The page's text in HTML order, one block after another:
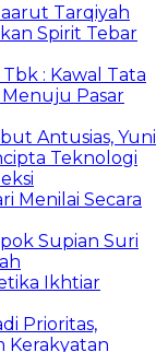
Tarqiyah
Spirit Tebar
: Kawal Tata
Pasar
Antusias, Yuni
Teknologi
Menilai Secara
Supian Suri
Ikhtiar
Prioritas,
Kerakyatan